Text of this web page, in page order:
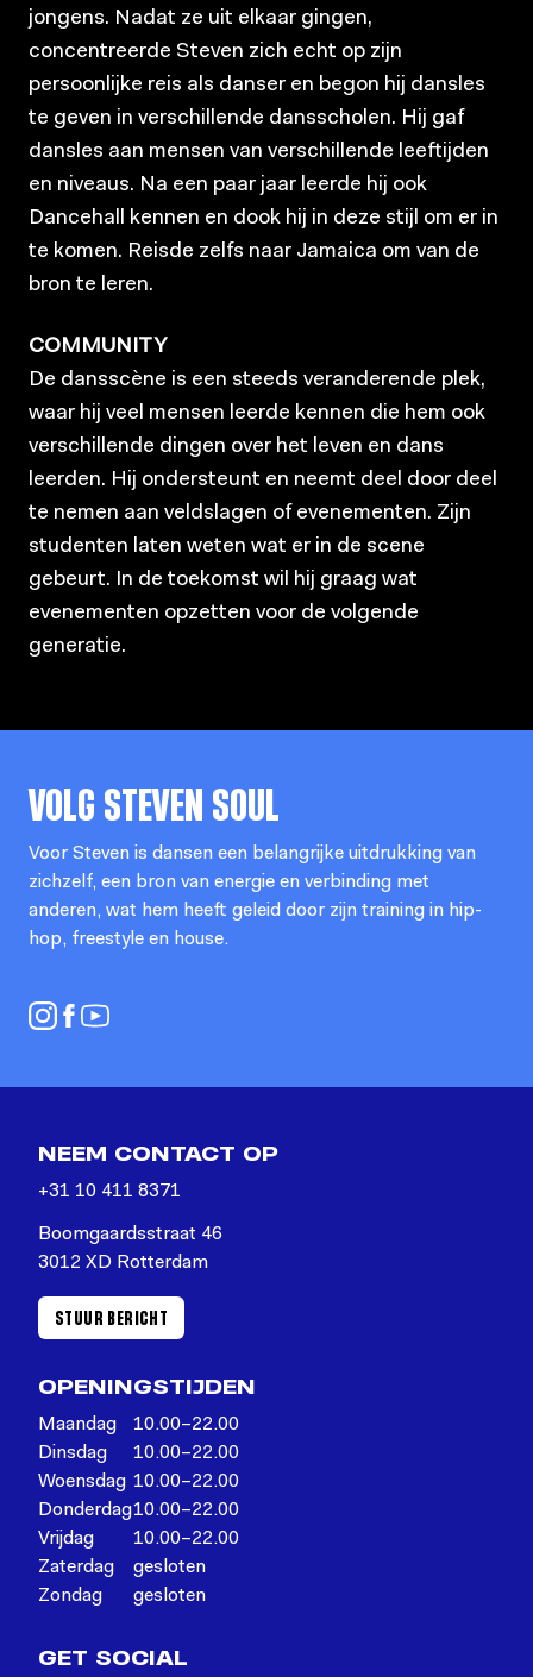
jongens. Nadat ze uit elkaar gingen,
concentreerde Steven zich echt op zijn
persoonlijke reis als danser en begon hij dansles
te geven in verschillende dansscholen. Hij gaf
dansles aan mensen van verschillende leeftijden
en niveaus. Na een paar jaar leerde hij ook
Dancehall kennen en dook hij in deze stijl om er in
te komen. Reisde zelfs naar Jamaica om van de
bron te leren.
COMMUNITY
De dansscène is een steeds veranderende plek,
waar hij veel mensen leerde kennen die hem ook
verschillende dingen over het leven en dans
leerden. Hij ondersteunt en neemt deel door deel
te nemen aan veldslagen of evenementen. Zijn
studenten laten weten wat er in de scene
gebeurt. In de toekomst wil hij graag wat
evenementen opzetten voor de volgende
generatie.
VOLGSTEVEN SOUL
Voor Steven is dansen een belangrijke uitdrukking van
zichzelf, een bron van energie en verbinding met
anderen, wat hem heeft geleid door zijn training in hip-
hop, freestyle en house.
NEEM CONTACT OP
+31 10 411 8371
Boomgaardsstraat 46
3012 XD Rotterdam
STUUR BERICHT
OPENINGSTIJDEN
Maandag
10.00–22.00
Dinsdag
10.00–22.00
Woensdag 10.00–22.00
Donderdag10.00–22.00
Vrijdag
10.00–22.00
Zaterdag
gesloten
Zondag
gesloten
GET SOCIAL